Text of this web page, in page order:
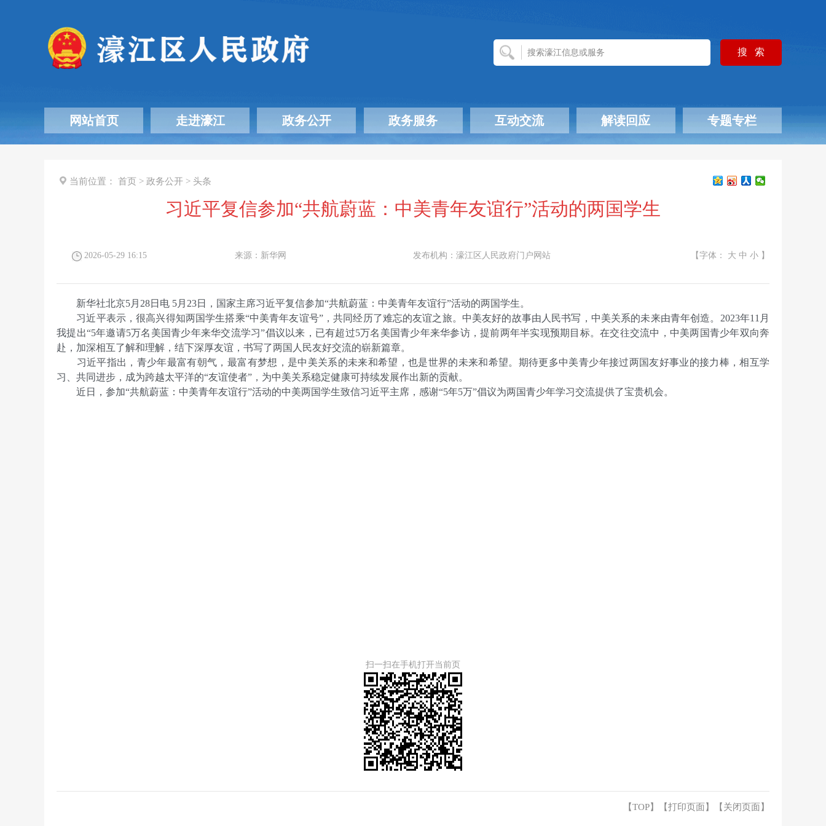
网站首页 走进濠江 政务公开 政务服务 互动交流 解读回应 专题专栏
当前位置： 首页 > 政务公开 > 头条
习近平复信参加“共航蔚蓝：中美青年友谊行”活动的两国学生
2026-05-29 16:15 来源： 新华网 发布机构： 濠江区人民政府门户网站 【字体： 大 中 小 】
新华社北京5月28日电 5月23日，国家主席习近平复信参加“共航蔚蓝：中美青年友谊行”活动的两国学生。
习近平表示，很高兴得知两国学生搭乘“中美青年友谊号”，共同经历了难忘的友谊之旅。中美友好的故事由人民书写，中美关系的未来由青年创造。2023年11月
我提出“5年邀请5万名美国青少年来华交流学习”倡议以来，已有超过5万名美国青少年来华参访，提前两年半实现预期目标。在交往交流中，中美两国青少年双向奔
赴，加深相互了解和理解，结下深厚友谊，书写了两国人民友好交流的崭新篇章。
习近平指出，青少年最富有朝气，最富有梦想，是中美关系的未来和希望，也是世界的未来和希望。期待更多中美青少年接过两国友好事业的接力棒，相互学
习、共同进步，成为跨越太平洋的“友谊使者”，为中美关系稳定健康可持续发展作出新的贡献。
近日，参加“共航蔚蓝：中美青年友谊行”活动的中美两国学生致信习近平主席，感谢“5年5万”倡议为两国青少年学习交流提供了宝贵机会。
扫一扫在手机打开当前页
【TOP】 【打印页面 】【 关闭页面 】